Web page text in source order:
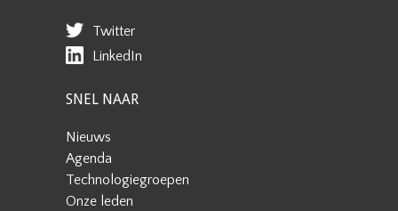
Twitter
LinkedIn
SNEL NAAR
Nieuws
Agenda
Technologiegroepen
Onze leden